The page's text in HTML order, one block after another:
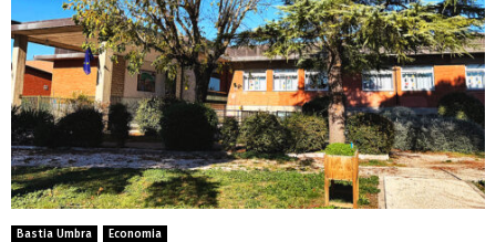
Bastia Umbra Economia